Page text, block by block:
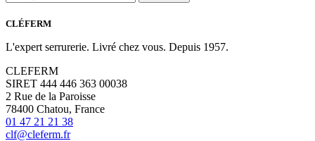
CLÉFERM
L'expert serrurerie. Livré chez vous. Depuis 1957.
CLEFERM
SIRET 444 446 363 00038
2 Rue de la Paroisse
78400 Chatou, France
01 47 21 21 38
clf@cleferm.fr